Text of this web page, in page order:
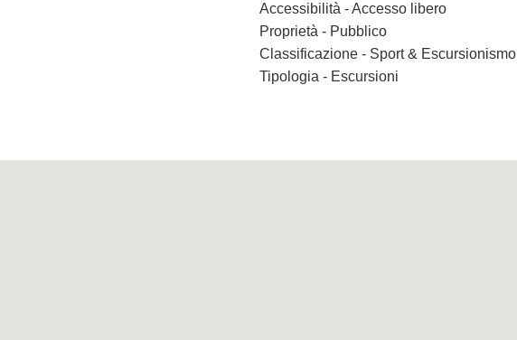
Accessibilità - Accesso libero
Proprietà - Pubblico
Classificazione - Sport & Escursionismo
Tipologia - Escursioni